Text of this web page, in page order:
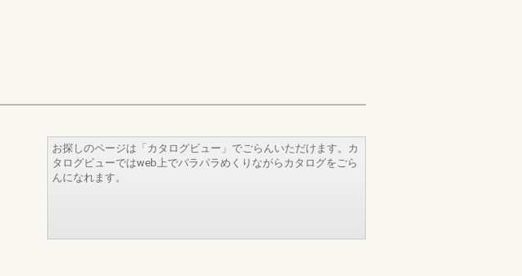
お探しのページは「カタログビュー」でごらんいただけます。カ
タログビューではweb上でパラパラめくりながらカタログをごら
んになれます。